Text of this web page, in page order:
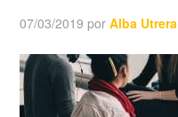
07/03/2019 porAlba Utrera